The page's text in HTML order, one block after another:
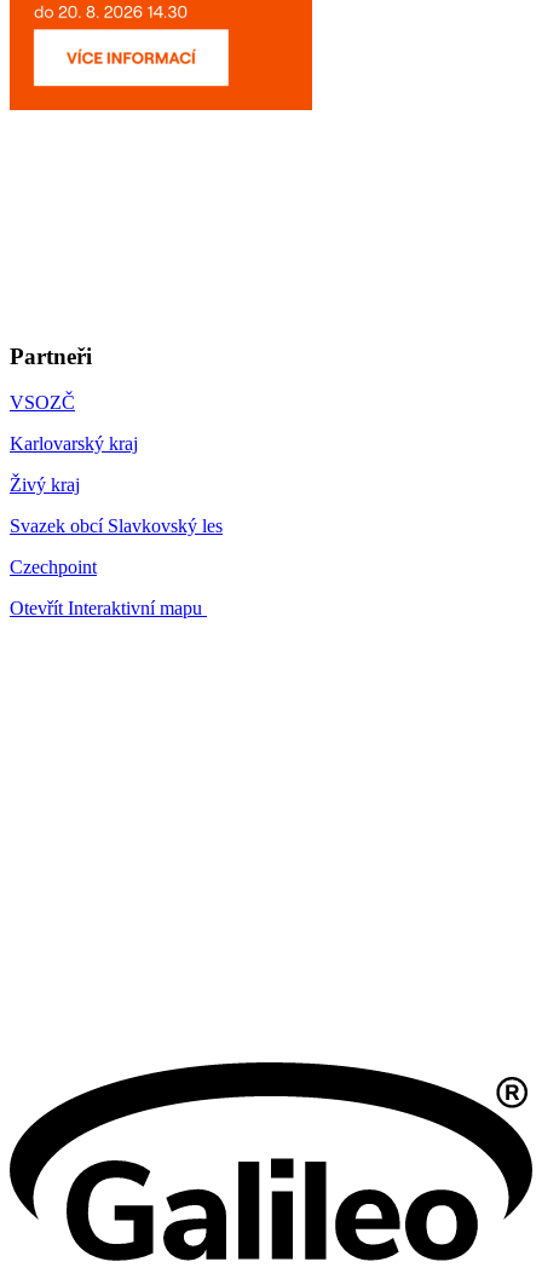
Partneři
VSOZČ
Karlovarský kraj
Živý kraj
Svazek obcí Slavkovský les
Czechpoint
Otevřít Interaktivní mapu